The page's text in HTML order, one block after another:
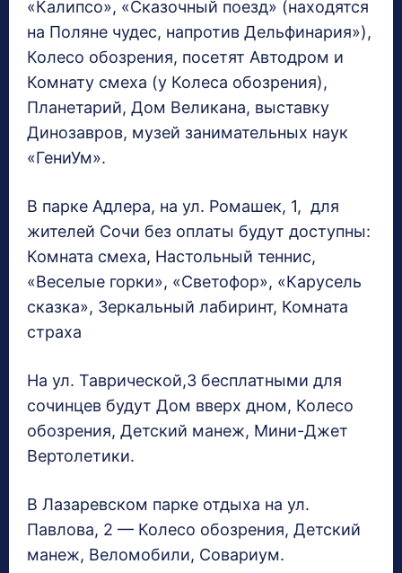
«Калипсо», «Сказочный поезд» (находятся
на Поляне чудес, напротив Дельфинария»),
Колесо обозрения, посетят Автодром и
Комнату смеха (у Колеса обозрения),
Планетарий, Дом Великана, выставку
Динозавров, музей занимательных наук
«ГениУм».
В парке Адлера, на ул. Ромашек, 1, для
жителей Сочи без оплаты будут доступны:
Комната смеха, Настольный теннис,
«Веселые горки», «Светофор», «Карусель
сказка», Зеркальный лабиринт, Комната
страха
На ул. Таврической,3 бесплатными для
сочинцев будут Дом вверх дном, Колесо
обозрения, Детский манеж, Мини-Джет
Вертолетики.
В Лазаревском парке отдыха на ул.
Павлова, 2 — Колесо обозрения, Детский
манеж, Веломобили, Совариум.